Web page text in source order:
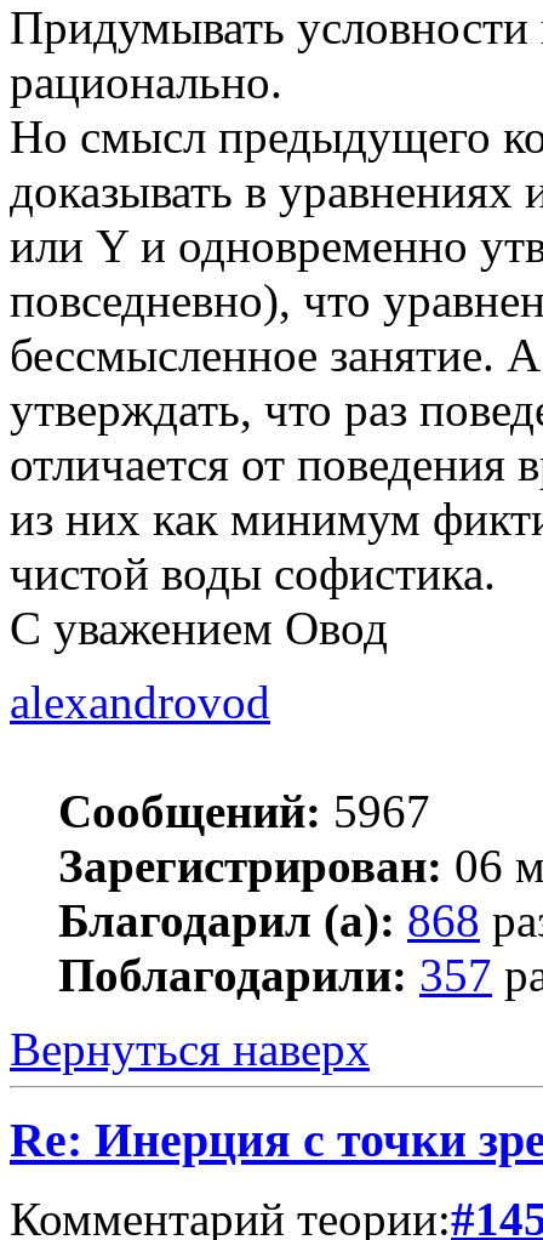
Придумывать
рационально.
Но смысл предыдущего
доказывать в
или Y и одновременно
повседневно), что
бессмысленное занятие.
утверждать, что раз
отличается от поведения
из них как минимум
чистой воды софистика.
С уважением Овод
alexandrovod
Сообщений: 5967
Зарегистрирован: 06
Благодарил (а): 868
Поблагодарили: 357
Вернуться наверх
Re: Инерция с точки
Комментарий теории: